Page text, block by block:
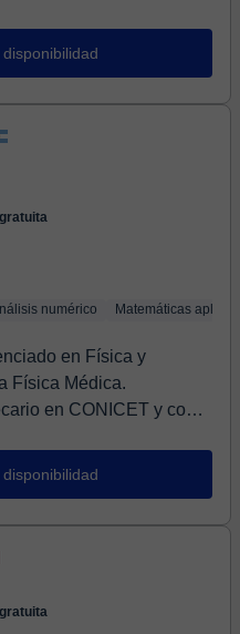
disponibilidad
numérico Matemáticas
en Física y
Física Médica.
en CONICET y como
disponibilidad